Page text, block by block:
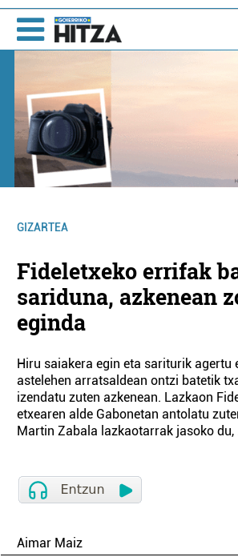
GIZARTEA
Fideletxeko errifak
sariduna, azkenean
eginda
Hiru saiakera egin eta sariturik agertu
astelehen arratsaldean ontzi batetik
izendatu zuten azkenean. Lazkaon
etxearen alde Gabonetan antolatu
Martin Zabala lazkaotarrak jasoko du,
Aimar Maiz